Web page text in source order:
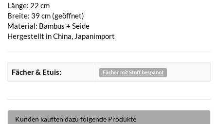
Länge: 22 cm
Breite: 39 cm (geöffnet)
Material: Bambus + Seide
Hergestellt in China, Japanimport
Fächer & Etuis: Fächer mit Stoff bespannt
Kunden kauften dazu folgende Produkte